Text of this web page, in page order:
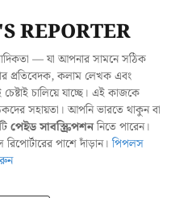
REPORTER
— যা আপনার সামনে সঠিক
প্রতিবেদক, কলাম লেখক এবং
চালিয়ে যাচ্ছে। এই কাজকে
সহায়তা। আপনি ভারতে থাকুন বা
পেইড সাবস্ক্রিপশননিতে পারেন।
রিপোর্টারের পাশে দাঁড়ান।পিপলস